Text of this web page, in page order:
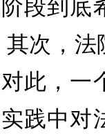
段到底
其次，
此，一
践中对